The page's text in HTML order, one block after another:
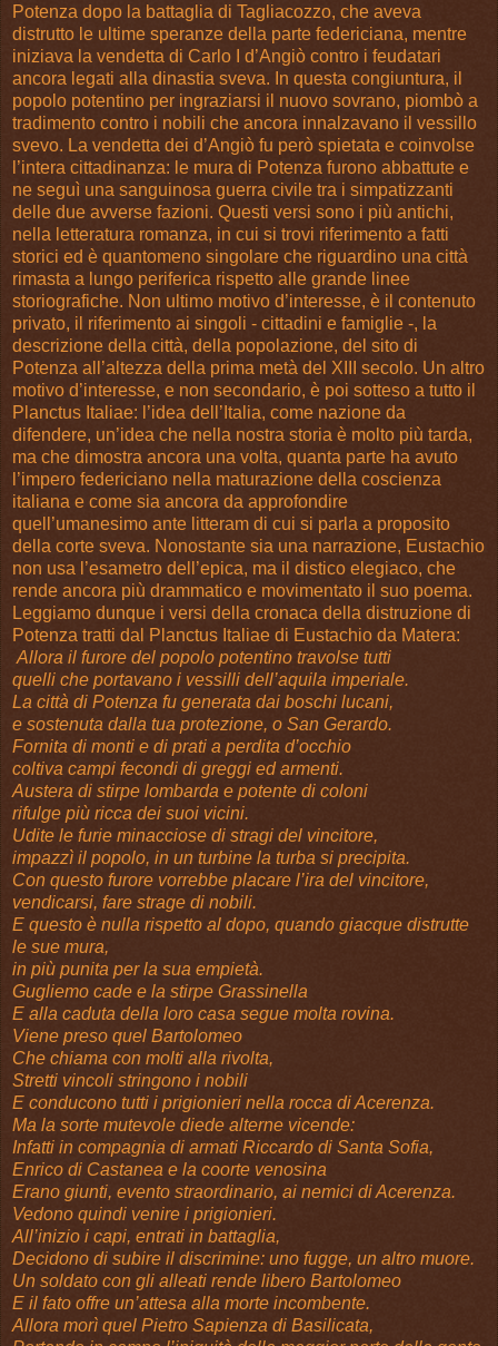
Potenza dopo la battaglia di Tagliacozzo, che aveva
distrutto le ultime speranze della parte federiciana, mentre
iniziava la vendetta di Carlo I d’Angiò contro i feudatari
ancora legati alla dinastia sveva. In questa congiuntura, il
popolo potentino per ingraziarsi il nuovo sovrano, piombò a
tradimento contro i nobili che ancora innalzavano il vessillo
svevo. La vendetta dei d’Angiò fu però spietata e coinvolse
l’intera cittadinanza: le mura di Potenza furono abbattute e
ne seguì una sanguinosa guerra civile tra i simpatizzanti
delle due avverse fazioni. Questi versi sono i più antichi,
nella letteratura romanza, in cui si trovi riferimento a fatti
storici ed è quantomeno singolare che riguardino una città
rimasta a lungo periferica rispetto alle grande linee
storiografiche. Non ultimo motivo d’interesse, è il contenuto
privato, il riferimento ai singoli - cittadini e famiglie -, la
descrizione della città, della popolazione, del sito di
Potenza all’altezza della prima metà del XIII secolo. Un altro
motivo d’interesse, e non secondario, è poi sotteso a tutto il
Planctus Italiae: l’idea dell’Italia, come nazione da
difendere, un’idea che nella nostra storia è molto più tarda,
ma che dimostra ancora una volta, quanta parte ha avuto
l’impero federiciano nella maturazione della coscienza
italiana e come sia ancora da approfondire
quell’umanesimo ante litteram di cui si parla a proposito
della corte sveva. Nonostante sia una narrazione, Eustachio
non usa l’esametro dell’epica, ma il distico elegiaco, che
rende ancora più drammatico e movimentato il suo poema.
Leggiamo dunque i versi della cronaca della distruzione di
Potenza tratti dal Planctus Italiae di Eustachio da Matera:
Allora il furore del popolo potentino travolse tutti
quelli che portavano i vessilli dell’aquila imperiale.
La città di Potenza fu generata dai boschi lucani,
e sostenuta dalla tua protezione, o San Gerardo.
Fornita di monti e di prati a perdita d’occhio
coltiva campi fecondi di greggi ed armenti.
Austera di stirpe lombarda e potente di coloni
rifulge più ricca dei suoi vicini.
Udite le furie minacciose di stragi del vincitore,
impazzì il popolo, in un turbine la turba si precipita.
Con questo furore vorrebbe placare l’ira del vincitore,
vendicarsi, fare strage di nobili.
E questo è nulla rispetto al dopo, quando giacque distrutte
le sue mura,
in più punita per la sua empietà.
Gugliemo cade e la stirpe Grassinella
E alla caduta della loro casa segue molta rovina.
Viene preso quel Bartolomeo
Che chiama con molti alla rivolta,
Stretti vincoli stringono i nobili
E conducono tutti i prigionieri nella rocca di Acerenza.
Ma la sorte mutevole diede alterne vicende:
Infatti in compagnia di armati Riccardo di Santa Sofia,
Enrico di Castanea e la coorte venosina
Erano giunti, evento straordinario, ai nemici di Acerenza.
Vedono quindi venire i prigionieri.
All’inizio i capi, entrati in battaglia,
Decidono di subire il discrimine: uno fugge, un altro muore.
Un soldato con gli alleati rende libero Bartolomeo
E il fato offre un’attesa alla morte incombente.
Allora morì quel Pietro Sapienza di Basilicata,